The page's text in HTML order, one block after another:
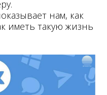
нам, как
иметь такую жизнь